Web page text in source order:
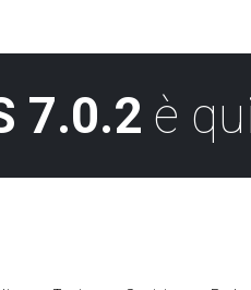
7.0.2 è